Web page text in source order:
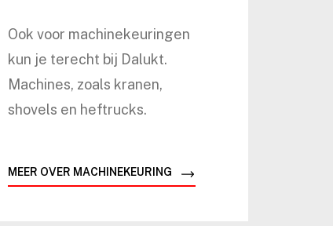
Ook voor machinekeuringen
kun je terecht bij Dalukt.
Machines, zoals kranen,
shovels en heftrucks.
MEER OVER MACHINEKEURING